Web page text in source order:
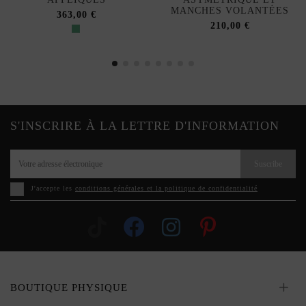
363,00 €
MANCHES VOLANTÉES
210,00 €
S'INSCRIRE À LA LETTRE D'INFORMATION
J'accepte les conditions générales et la politique de confidentialité
BOUTIQUE PHYSIQUE